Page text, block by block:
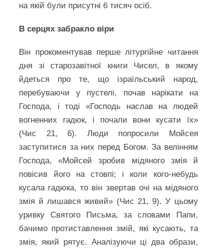
на якій були присутні 6 тисяч осіб.
В серцях забракло віри
Він прокоментував перше літургійне читання
дня зі старозавітної книги Чисел, в якому
йдеться про те, що ізраїльський народ,
перебуваючи у пустелі, почав нарікати на
Господа, і тоді «Господь наслав на людей
вогненних гадюк, і почали вони кусати їх»
(Чис 21, 6). Люди попросили Мойсея
заступитися за них перед Богом. За велінням
Господа, «Мойсей зробив мідяного змія й
повісив його на стовпі; і коли кого-небудь
кусала гадюка, то він звертав очі на мідяного
змія й лишався живий» (Чис 21, 9). У цьому
уривку Святого Письма, за словами Папи,
бачимо протиставлення змій, які кусають, та
змія, який рятує. Аналізуючи ці два образи,